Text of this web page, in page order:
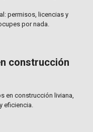
permisos, licencias y
por nada.
construcción
en construcción liviana,
eficiencia.